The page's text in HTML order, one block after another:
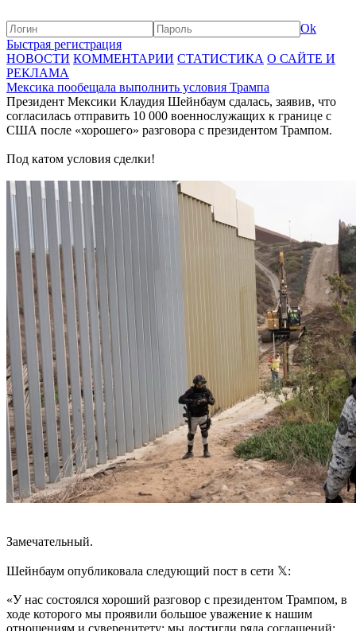
Ok
Быстрая регистрация
НОВОСТИ КОММЕНТАРИИ СТАТИСТИКА О САЙТЕ И
РЕКЛАМА
Мексика пообещала выполнить условия Трампа
Президент Мексики Клаудия Шейнбаум сдалась, заявив, что
согласилась отправить 10 000 военнослужащих к границе с
США после «хорошего» разговора с президентом Трампом.
Под катом условия сделки!
Замечательный.
Шейнбаум опубликовала следующий пост в сети 𝕏:
«У нас состоялся хороший разговор с президентом Трампом, в
ходе которого мы проявили большое уважение к нашим
отношениям и суверенитету; мы достигли ряда соглашений: